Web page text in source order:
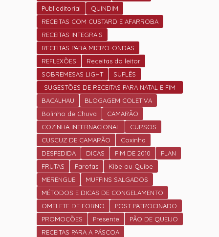
Publieditorial
QUINDIM
RECEITAS COM CUSTARD E AFARROBA
RECEITAS INTEGRAIS
RECEITAS PARA MICRO-ONDAS
REFLEXÕES
Receitas do leitor
SOBREMESAS LIGHT
SUFLÊS
SUGESTÕES DE RECEITAS PARA NATAL E FIM
DE ANO.
BACALHAU
BLOGAGEM COLETIVA
Bolinho de Chuva
CAMARÃO
COZINHA INTERNACIONAL
CURSOS
CUSCUZ DE CAMARÃO
Coxinha
DESPEDIDA
DICAS FIM DE 2010
FLAN
FRUTAS
Farofas
Kibe ou Quibe
MERENGUE
MUFFINS SALGADOS
MÉTODOS E DICAS DE CONGELAMENTO
OMELETE DE FORNO
POST PATROCINADO
PROMOÇÕES
Presente
PÃO DE QUEIJO
RECEITAS PARA A PÁSCOA